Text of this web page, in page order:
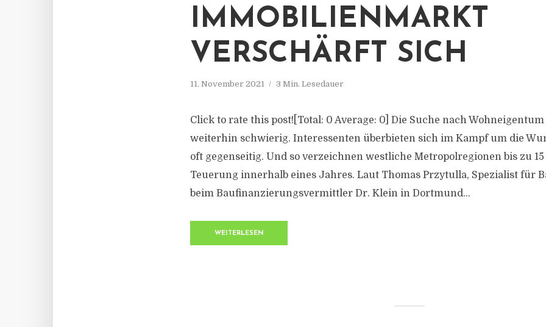
IMMOBILIENMARKT
VERSCHÄRFT SICH
11. November 2021 3 Min. Lesedauer
Click to rate this post![Total: 0 Average: 0] Die Suche nach
weiterhin schwierig. Interessenten überbieten sich im Kampf um die
oft gegenseitig. Und so verzeichnen westliche Metropolregionen bis zu
Teuerung innerhalb eines Jahres. Laut Thomas Przytulla, Spezialist für
beim Baufinanzierungsvermittler Dr. Klein in Dortmund...
WEITERLESEN